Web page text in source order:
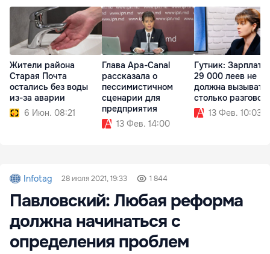
Жители района
Старая Почта
остались без воды
из-за аварии
6 Июн. 08:21
Глава Apa-Canal
рассказала о
пессимистичном
сценарии для
предприятия
13 Фев. 14:00
Гутник: Зарплата
29 000 леев не
должна вызывать
столько
13 Фев. 10:03
Infotag 28 июля 2021, 19:33 1 844
Павловский: Любая реформа
должна начинаться с
определения проблем